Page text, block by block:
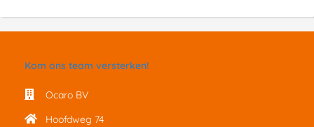
Kom ons team versterken!
Ocaro BV
Hoofdweg 74